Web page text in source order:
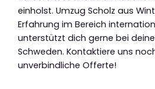
einholst. Umzug Scholz aus
Erfahrung im Bereich
unterstützt dich gerne bei
Schweden. Kontaktiere uns
unverbindliche Offerte!